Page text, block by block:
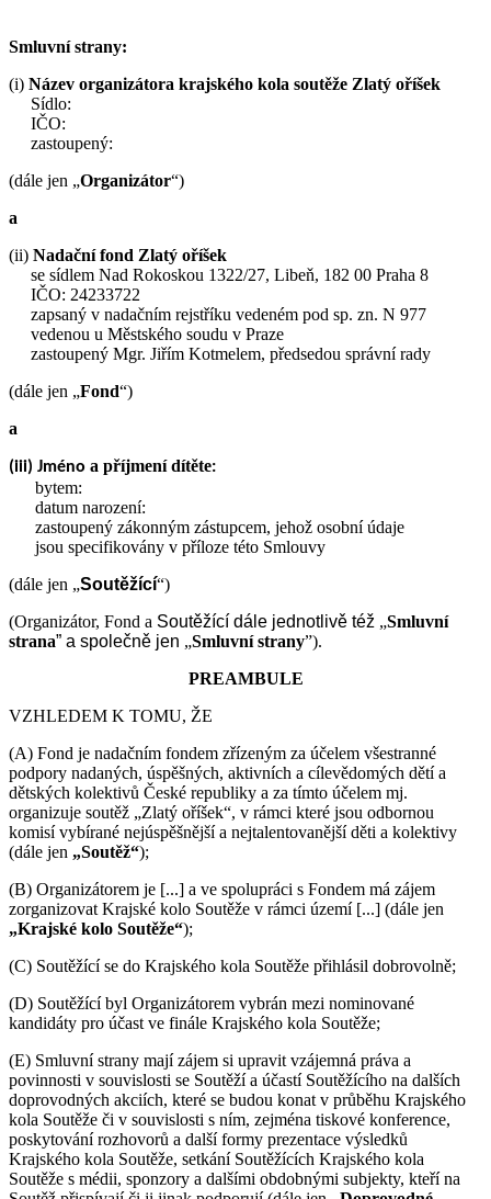
Smluvní strany:
(i) Název organizátora krajského kola soutěže Zlatý oříšek
Sídlo:
IČO:
zastoupený:
(dále jen „Organizátor“)
a
(ii) Nadační fond Zlatý oříšek
se sídlem Nad Rokoskou 1322/27, Libeň, 182 00 Praha 8
IČO: 24233722
zapsaný v nadačním rejstříku vedeném pod sp. zn. N 977
vedenou u Městského soudu v Praze
zastoupený Mgr. Jiřím Kotmelem, předsedou správní rady
(dále jen „Fond“)
a
(iii) Jméno a příjmení dítěte:
bytem:
datum narození:
zastoupený zákonným zástupcem, jehož osobní údaje
jsou specifikovány v příloze této Smlouvy
(dále jen „Soutěžící“)
(Organizátor, Fond a Soutěžící dále jednotlivě též „Smluvní
strana” a společně jen „Smluvní strany”).
PREAMBULE
VZHLEDEM K TOMU, ŽE
(A) Fond je nadačním fondem zřízeným za účelem všestranné
podpory nadaných, úspěšných, aktivních a cílevědomých dětí a
dětských kolektivů České republiky a za tímto účelem mj.
organizuje soutěž „Zlatý oříšek“, v rámci které jsou odbornou
komisí vybírané nejúspěšnější a nejtalentovanější děti a kolektivy
(dále jen „Soutěž“);
(B) Organizátorem je [...] a ve spolupráci s Fondem má zájem
zorganizovat Krajské kolo Soutěže v rámci území [...] (dále jen
„Krajské kolo Soutěže“);
(C) Soutěžící se do Krajského kola Soutěže přihlásil dobrovolně;
(D) Soutěžící byl Organizátorem vybrán mezi nominované
kandidáty pro účast ve finále Krajského kola Soutěže;
(E) Smluvní strany mají zájem si upravit vzájemná práva a
povinnosti v souvislosti se Soutěží a účastí Soutěžícího na dalších
doprovodných akciích, které se budou konat v průběhu Krajského
kola Soutěže či v souvislosti s ním, zejména tiskové konference,
poskytování rozhovorů a další formy prezentace výsledků
Krajského kola Soutěže, setkání Soutěžících Krajského kola
Soutěže s médii, sponzory a dalšími obdobnými subjekty, kteří na